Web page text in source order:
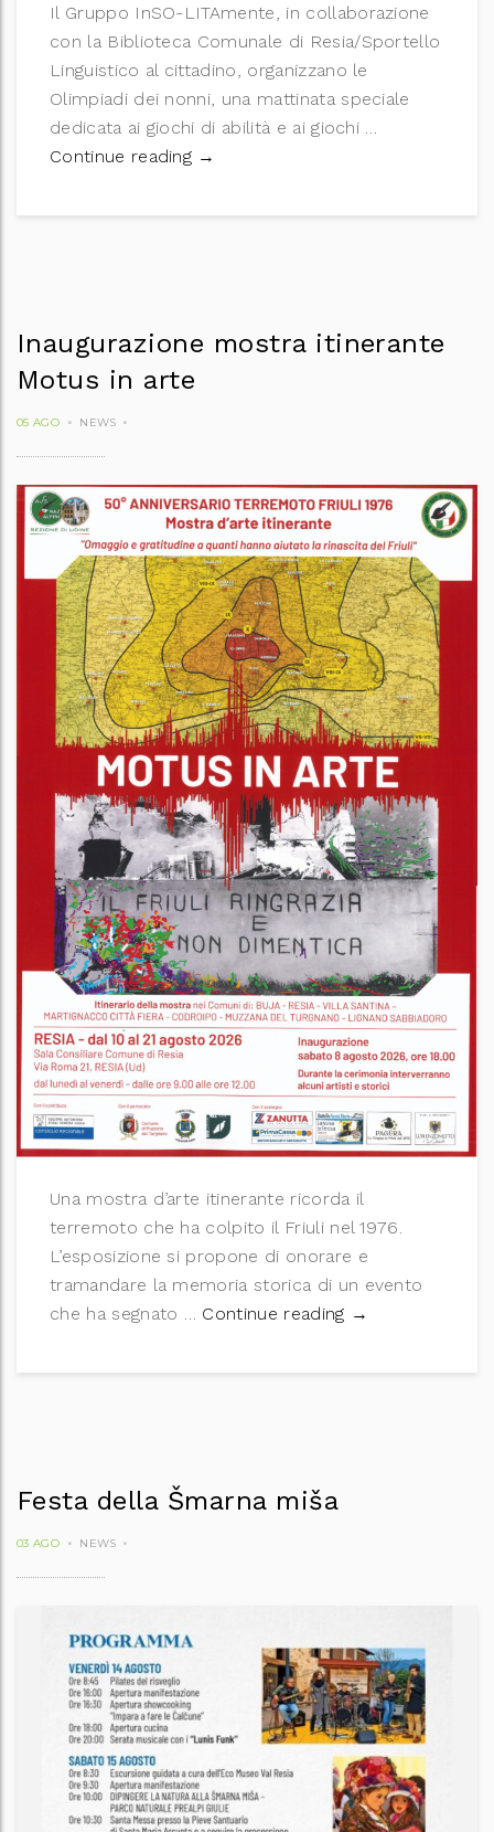
Il Gruppo InSO-LITAmente, in collaborazione
con la Biblioteca Comunale di Resia/Sportello
Linguistico al cittadino, organizzano le
Olimpiadi dei nonni, una mattinata speciale
dedicata ai giochi di abilità e ai giochi …
Continue reading Le Olimpiadi dei nonni: sfidiamoci
→
Inaugurazione mostra itinerante
Motus in arte
05 AGO NEWS
Una mostra d’arte itinerante ricorda il
terremoto che ha colpito il Friuli nel 1976.
L’esposizione si propone di onorare e
tramandare la memoria storica di un evento
che ha segnato … Continue reading Inaugurazione
→
Festa della Šmarna miša
03 AGO NEWS